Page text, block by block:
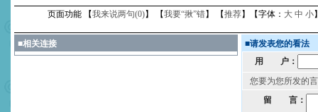
页面功能 【我来说两句(0)】 【我要“揪”错】 【推荐】【字体： 大 中 小
■相关连接 ■请发表您的看法
用 户：
您要为您所发的
留 言：